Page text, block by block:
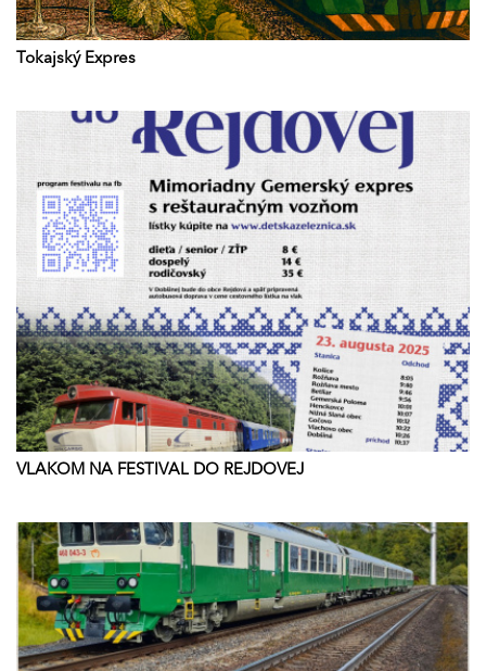
Tokajský Expres
VLAKOM NA FESTIVAL DO REJDOVEJ